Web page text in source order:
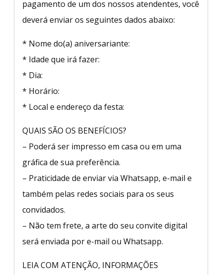
pagamento de um dos nossos atendentes, você
deverá enviar os seguintes dados abaixo:
* Nome do(a) aniversariante:
* Idade que irá fazer:
* Dia:
* Horário:
* Local e endereço da festa:
QUAIS SÃO OS BENEFÍCIOS?
– Poderá ser impresso em casa ou em uma
gráfica de sua preferência.
– Praticidade de enviar via Whatsapp, e-mail e
também pelas redes sociais para os seus
convidados.
– Não tem frete, a arte do seu convite digital
será enviada por e-mail ou Whatsapp.
LEIA COM ATENÇÃO, INFORMAÇÕES